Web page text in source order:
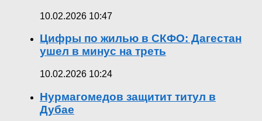
10.02.2026 10:47
Цифры по жилью в СКФО: Дагестан
ушел в минус на треть
10.02.2026 10:24
Нурмагомедов защитит титул в
Дубае